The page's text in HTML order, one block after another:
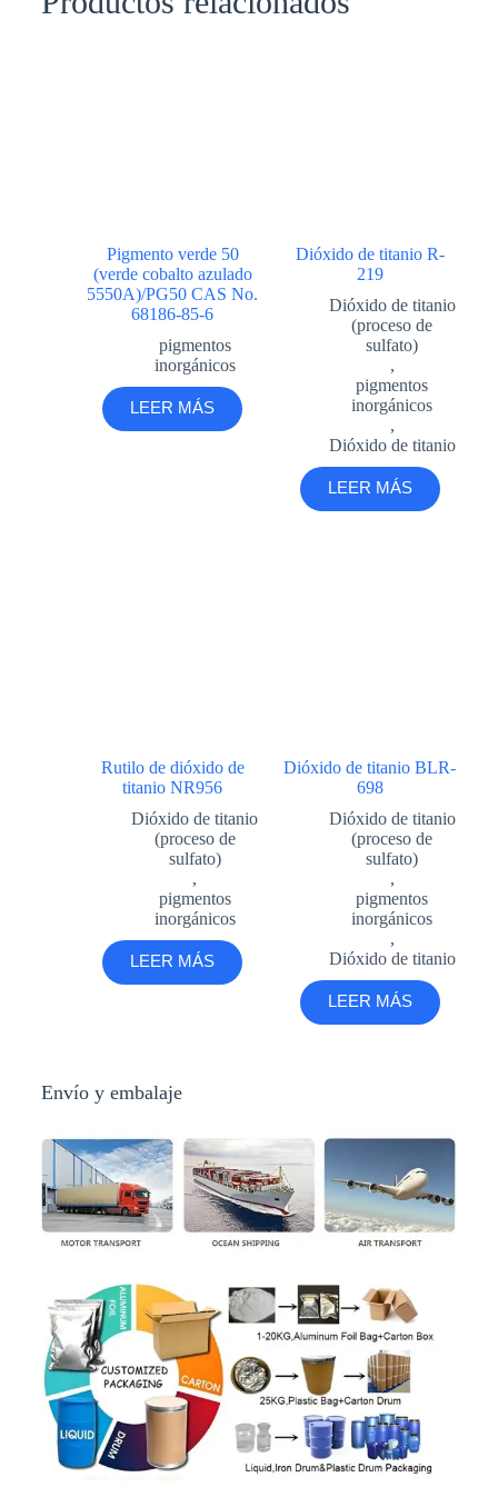
Pigmento verde 50
(verde cobalto azulado
5550A)/PG50 CAS No.
68186-85-6
pigmentos
inorgánicos
LEER MÁS
Dióxido de titanio R-
219
Dióxido de titanio
(proceso de
sulfato)
,
pigmentos
inorgánicos
,
Dióxido de titanio
LEER MÁS
Rutilo de dióxido de
titanio NR956
Dióxido de titanio
(proceso de
sulfato)
,
pigmentos
inorgánicos
LEER MÁS
Dióxido de titanio BLR-
698
Dióxido de titanio
(proceso de
sulfato)
,
pigmentos
inorgánicos
,
Dióxido de titanio
LEER MÁS
Envío y embalaje